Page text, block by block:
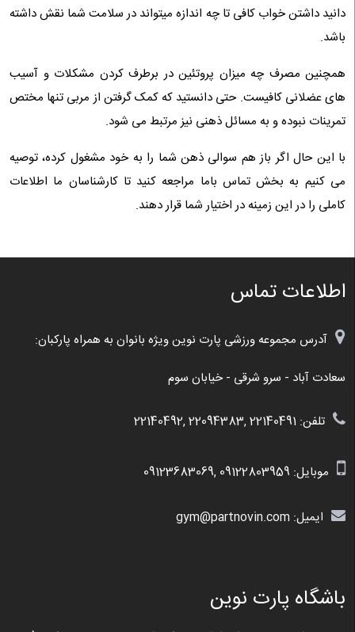
دانید داشتن خواب کافی تا چه اندازه میتواند در سلامت شما نقش داشته
باشد.
همچنین مصرف چه میزان پروتئین در برطرف کردن مشکلات و آسیب
های عضلانی کافیست. حتی دانستید که کمک گرفتن از مربی تنها مختص
تمرینات نبوده و به مسائل ذهنی نیز مرتبط می شود.
با این حال اگر باز هم سوالی ذهن شما را به خود مشغول کرده، توصیه
می کنیم به بخش تماس باما مراجعه کنید تا کارشناسان ما اطلاعات
کاملی را در این زمینه در اختیار شما قرار دهند.
اطلاعات تماس
آدرس مجموعه ورزشی پارت نوین ویژه بانوان به همراه پارکبان:
سعادت آباد - سرو شرقی - خیابان سوم
تلفن: 22140491 ,22094383 ,22140492
موبایل: 09122803959
,
09123683069
ایمیل: gym@partnovin.com
باشگاه پارت نوین